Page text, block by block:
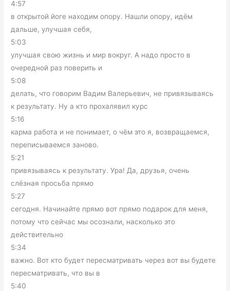
4:57
в открытой йоге находим опору. Нашли опору, идём
дальше, улучшая себя,
5:03
улучшая свою жизнь и мир вокруг. А надо просто в
очередной раз поверить и
5:08
делать, что говорим Вадим Валерьевич, не привязываясь
к результату. Ну а кто прохалявил курс
5:16
карма работа и не понимает, о чём это я, возвращаемся,
переписываемся заново.
5:21
привязываясь к результату. Ура! Да, друзья, очень
слёзная просьба прямо
5:27
сегодня. Начинайте прямо вот прямо подарок для меня,
потому что сейчас мы осознали, насколько это
действительно
5:34
важно. Вот кто будет пересматривать через вот вы будете
пересматривать, что вы в
5:40